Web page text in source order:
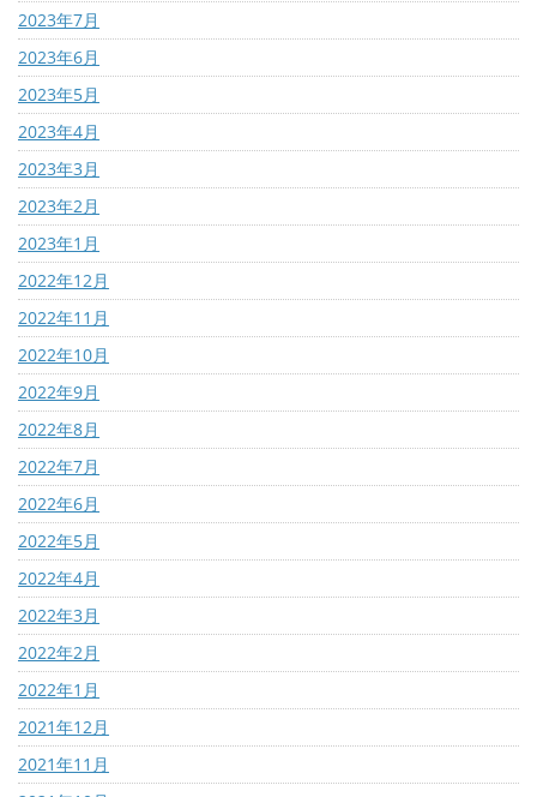
2023年7月
2023年6月
2023年5月
2023年4月
2023年3月
2023年2月
2023年1月
2022年12月
2022年11月
2022年10月
2022年9月
2022年8月
2022年7月
2022年6月
2022年5月
2022年4月
2022年3月
2022年2月
2022年1月
2021年12月
2021年11月